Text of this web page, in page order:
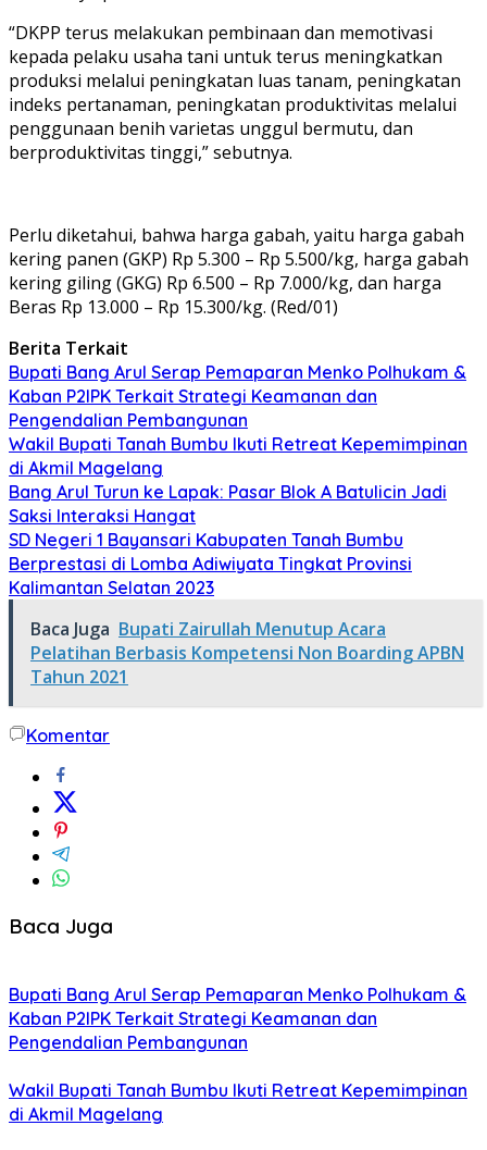
“DKPP terus melakukan pembinaan dan memotivasi
kepada pelaku usaha tani untuk terus meningkatkan
produksi melalui peningkatan luas tanam, peningkatan
indeks pertanaman, peningkatan produktivitas melalui
penggunaan benih varietas unggul bermutu, dan
berproduktivitas tinggi,” sebutnya.
Perlu diketahui, bahwa harga gabah, yaitu harga gabah
kering panen (GKP) Rp 5.300 – Rp 5.500/kg, harga gabah
kering giling (GKG) Rp 6.500 – Rp 7.000/kg, dan harga
Beras Rp 13.000 – Rp 15.300/kg. (Red/01)
Berita Terkait
Bupati Bang Arul Serap Pemaparan Menko Polhukam &
Kaban P2IPK Terkait Strategi Keamanan dan
Pengendalian Pembangunan
Wakil Bupati Tanah Bumbu Ikuti Retreat Kepemimpinan
di Akmil Magelang
Bang Arul Turun ke Lapak: Pasar Blok A Batulicin Jadi
Saksi Interaksi Hangat
SD Negeri 1 Bayansari Kabupaten Tanah Bumbu
Berprestasi di Lomba Adiwiyata Tingkat Provinsi
Kalimantan Selatan 2023
Baca Juga Bupati Zairullah Menutup Acara
Pelatihan Berbasis Kompetensi Non Boarding APBN
Tahun 2021
Komentar
Baca Juga
Bupati Bang Arul Serap Pemaparan Menko Polhukam &
Kaban P2IPK Terkait Strategi Keamanan dan
Pengendalian Pembangunan
Wakil Bupati Tanah Bumbu Ikuti Retreat Kepemimpinan
di Akmil Magelang